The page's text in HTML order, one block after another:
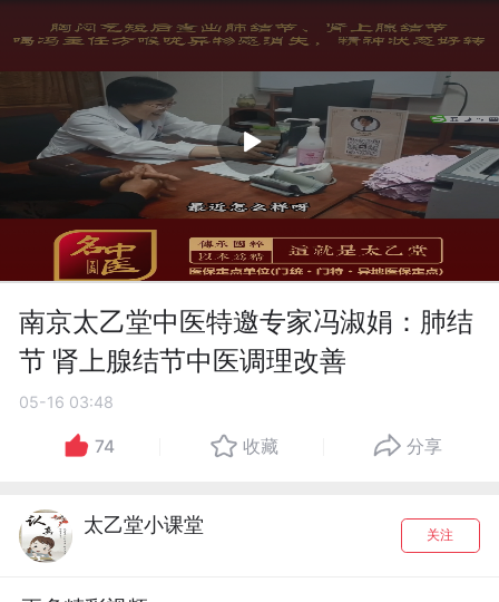
南京太乙堂中医特邀专家冯淑娟：肺结
节 肾上腺结节中医调理改善
05-16 03:48
74 收藏 分享
太乙堂小课堂 关注